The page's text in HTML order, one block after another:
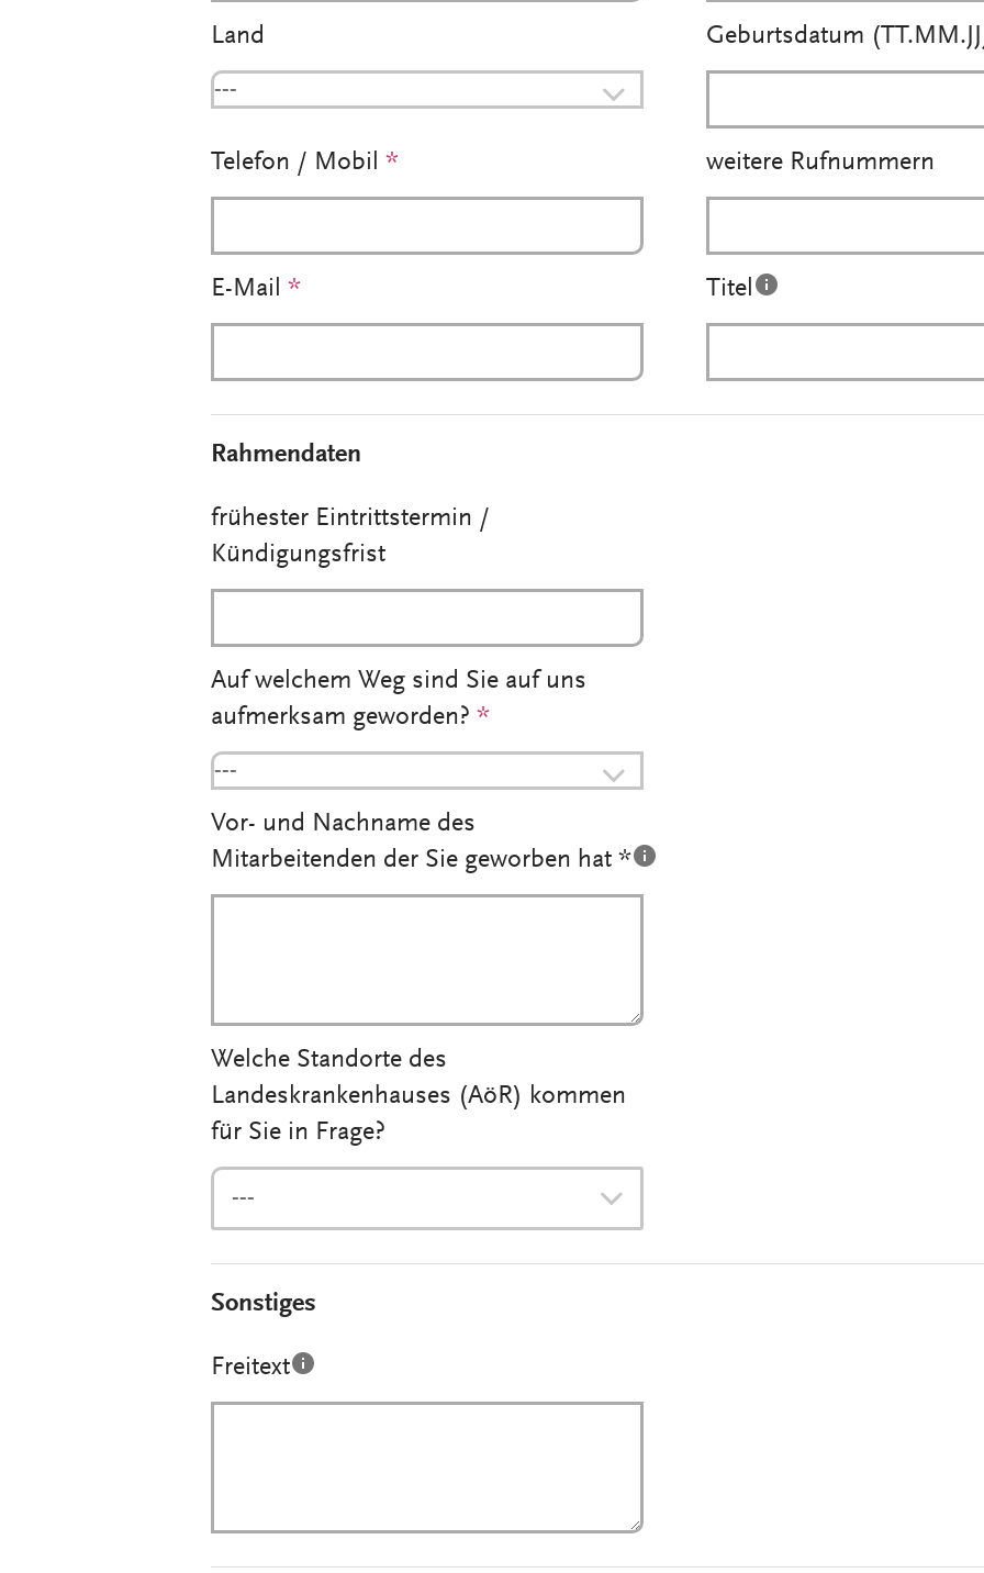
Land
---
Geburtsdatum
Telefon / Mobil * weitere Rufnummern
E-Mail * Titel
Rahmendaten
frühester Eintrittstermin /
Kündigungsfrist
Auf welchem Weg sind Sie auf uns
aufmerksam geworden? *
---
Vor- und Nachname des
Mitarbeitenden der Sie geworben hat *
Welche Standorte des
Landeskrankenhauses (AöR) kommen
für Sie in Frage?
---
Sonstiges
Freitext